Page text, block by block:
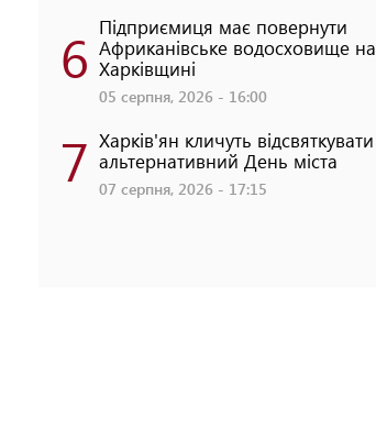
6 Підприємиця має повернути
Африканівське водосховище на
Харківщині
05 серпня, 2026 - 16:00
7 Харків'ян кличуть відсвяткувати
альтернативний День міста
07 серпня, 2026 - 17:15